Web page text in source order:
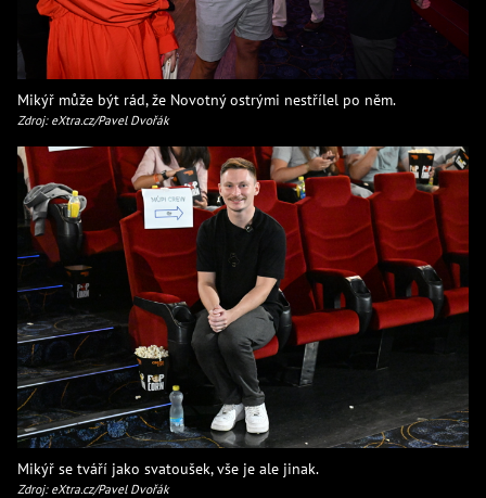
Mikýř může být rád, že Novotný ostrými nestřílel po něm.
Zdroj: eXtra.cz/Pavel Dvořák
Mikýř se tváří jako svatoušek, vše je ale jinak.
Zdroj: eXtra.cz/Pavel Dvořák